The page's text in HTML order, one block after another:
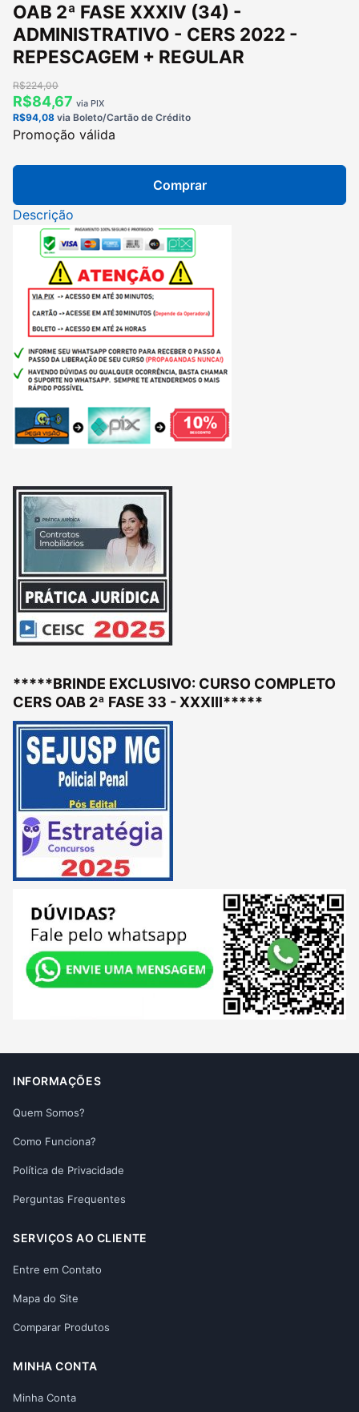
OAB 2ª FASE XXXIV (34) -
ADMINISTRATIVO - CERS 2022 -
REPESCAGEM + REGULAR
R$224,00
R$84,67 via PIX
R$94,08 via Boleto/Cartão de Crédito
Promoção válida
Comprar
Descrição
*****BRINDE EXCLUSIVO: CURSO COMPLETO
CERS OAB 2ª FASE 33 - XXXIII*****
INFORMAÇÕES
Quem Somos?
Como Funciona?
Política de Privacidade
Perguntas Frequentes
SERVIÇOS AO CLIENTE
Entre em Contato
Mapa do Site
Comparar Produtos
MINHA CONTA
Minha Conta